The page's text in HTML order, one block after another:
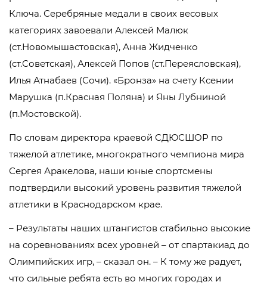
Ключа. Серебряные медали в своих весовых
категориях завоевали Алексей Малюк
(ст.Новомышастовская), Анна Жидченко
(ст.Советская), Алексей Попов (ст.Переясловская),
Илья Атнабаев (Сочи). «Бронза» на счету Ксении
Марушка (п.Красная Поляна) и Яны Лубниной
(п.Мостовской).
По словам директора краевой СДЮСШОР по
тяжелой атлетике, многократного чемпиона мира
Сергея Аракелова, наши юные спортсмены
подтвердили высокий уровень развития тяжелой
атлетики в Краснодарском крае.
– Результаты наших штангистов стабильно высокие
на соревнованиях всех уровней – от спартакиад до
Олимпийских игр, – сказал он. – К тому же радует,
что сильные ребята есть во многих городах и